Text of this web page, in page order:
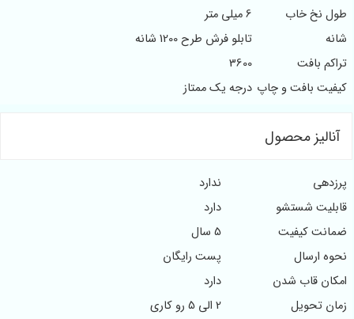
طول نخ خاب
6 میلی متر
شانه
تابلو فرش طرح 1200 شانه
تراکم بافت
3600
کیفیت بافت و چاپ درجه یک ممتاز
آنالیز محصول
پرزدهی
ندارد
قابلیت شستشو
دارد
ضمانت کیفیت
5 سال
نحوه ارسال
پست رایگان
امکان قاب شدن
دارد
زمان تحویل
2 الی 5 رو کاری